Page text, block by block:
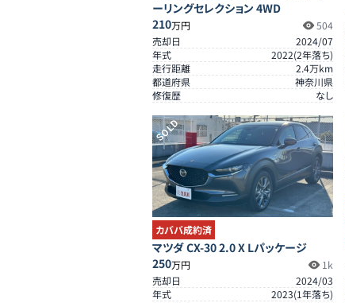
ーリングセレクション 4WD
210万円
504
売却日
2024/07
年式
2022(2年落ち)
走行距離
2.4万km
都道府県
神奈川県
修復歴
なし
SOLD
カババ成約済
マツダ CX-30 2.0 X Lパッケージ
250万円
1k
売却日
2024/03
年式
2023(1年落ち)